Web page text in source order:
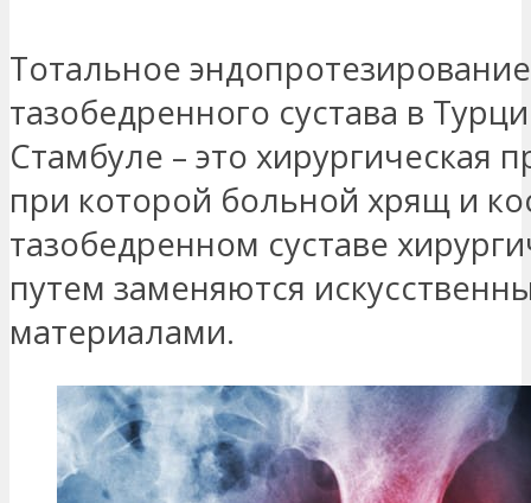
Тотальное эндопротезирование
тазобедренного сустава в
Стамбуле – это хирургическая
при которой больной хрящ и
тазобедренном суставе
путем заменяются
материалами.